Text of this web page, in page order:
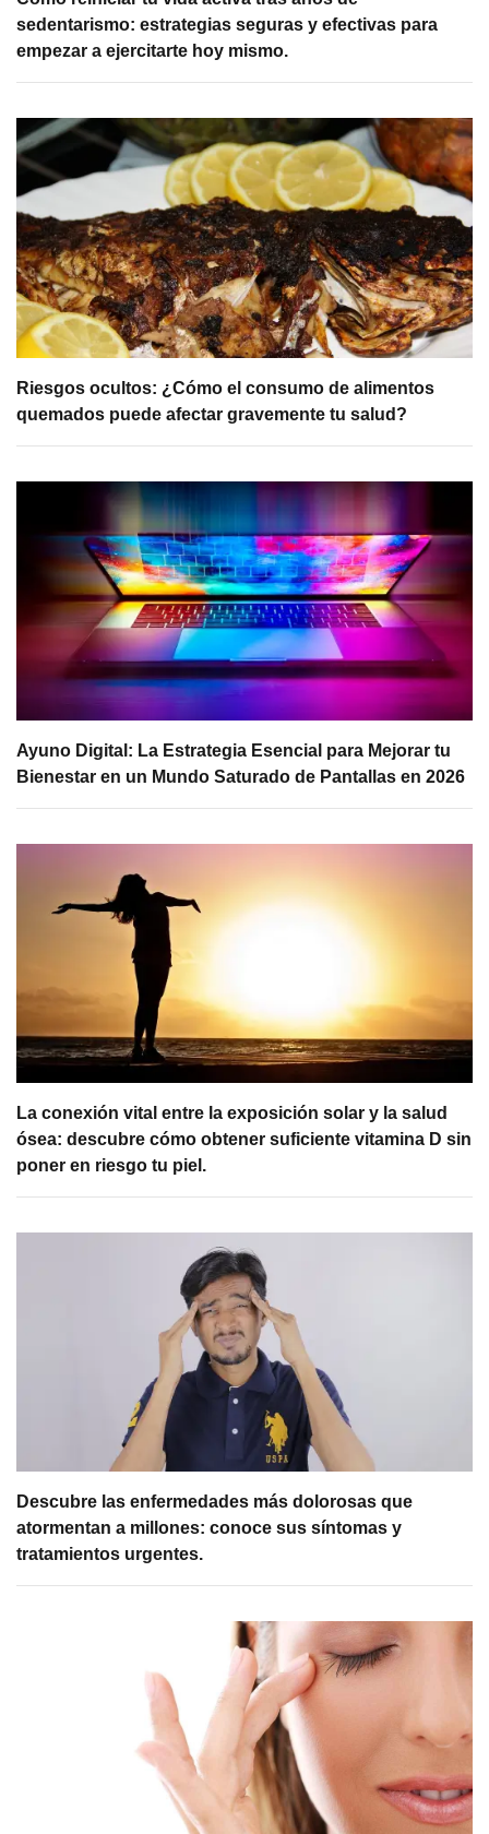
sedentarismo: estrategias seguras y efectivas para
empezar a ejercitarte hoy mismo.
Riesgos ocultos: ¿Cómo el consumo de alimentos
quemados puede afectar gravemente tu salud?
Ayuno Digital: La Estrategia Esencial para Mejorar tu
Bienestar en un Mundo Saturado de Pantallas en 2026
La conexión vital entre la exposición solar y la salud
ósea: descubre cómo obtener suficiente vitamina D sin
poner en riesgo tu piel.
Descubre las enfermedades más dolorosas que
atormentan a millones: conoce sus síntomas y
tratamientos urgentes.